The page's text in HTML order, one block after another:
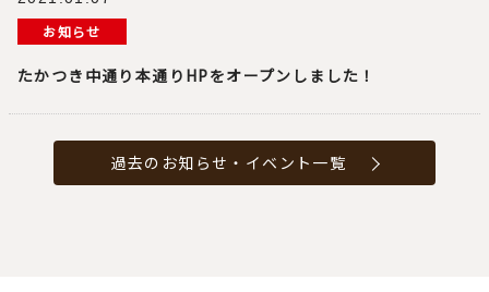
お知らせ
たかつき中通り本通りHPをオープンしました！
過去のお知らせ・イベント一覧